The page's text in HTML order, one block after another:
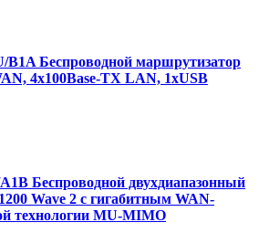
Беспроводной маршрутизатор
4x100Base-TX LAN, 1xUSB
Беспроводной двухдиапазонный
Wave 2 с гигабитным WAN-
технологии MU-MIMO